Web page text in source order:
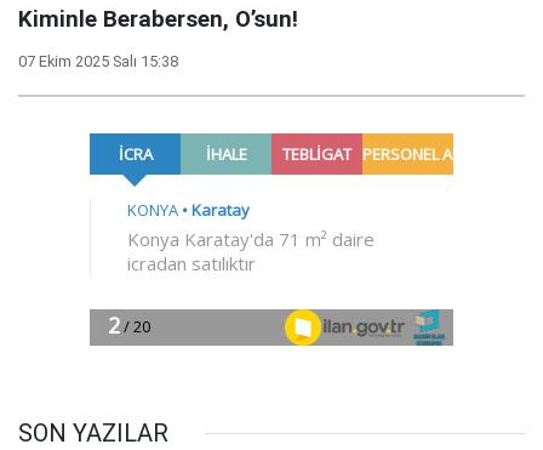
Kiminle Berabersen, O’sun!
07 Ekim 2025 Salı 15:38
SON YAZILAR